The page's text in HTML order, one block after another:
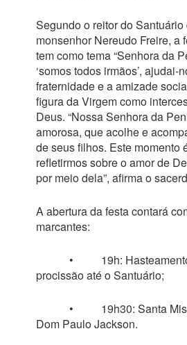
Segundo o reitor do Santuário
monsenhor Nereudo Freire, a
tem como tema “Senhora da
‘somos todos irmãos’, ajudai-
fraternidade e a amizade
figura da Virgem como
Deus. “Nossa Senhora da
amorosa, que acolhe e
de seus filhos. Este momento
refletirmos sobre o amor de
por meio dela”, afirma o
A abertura da festa contará
marcantes:
• 19h: Hasteamento
procissão até o Santuário;
• 19h30: Santa Missa
Dom Paulo Jackson.